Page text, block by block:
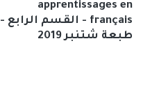
apprentissages en
français - القسم الرابع -
طبعة شتنبر 2019